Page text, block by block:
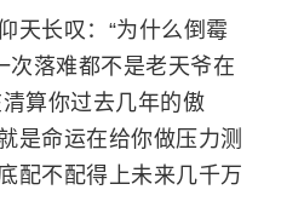
天长叹：“为什么倒霉
次落难都不是老天爷在
算你过去几年的傲
是命运在给你做压力测
配不配得上未来几千万